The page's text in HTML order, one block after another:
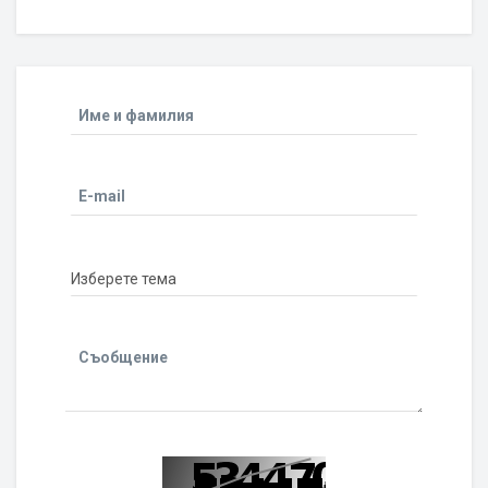
Име и фамилия
E-mail
Съобщение